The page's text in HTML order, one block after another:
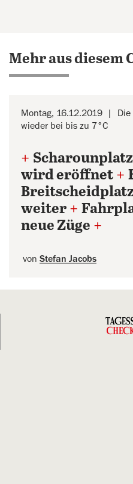
Mehr aus diesem
Montag, 16.12.2019
wieder bei bis zu 7°C
+
wird eröffnet +
weiter +
neue Züge +
von Stefan Jacobs